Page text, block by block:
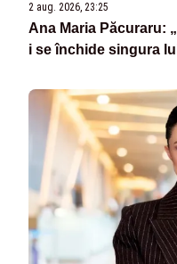
2 aug. 2026, 23:25
Ana Maria Păcuraru:
i se închide singura